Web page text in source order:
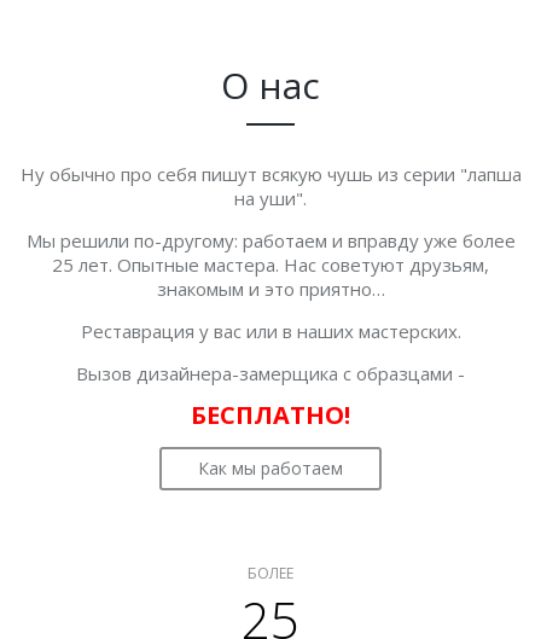
О нас
Ну обычно про себя пишут всякую чушь из серии "лапша
на уши".
Мы решили по-другому: работаем и вправду уже более
25 лет. Опытные мастера. Нас советуют друзьям,
знакомым и это приятно…
Реставрация у вас или в наших мастерских.
Вызов дизайнера-замерщика с образцами -
БЕСПЛАТНО!
Как мы работаем
БОЛЕЕ
25